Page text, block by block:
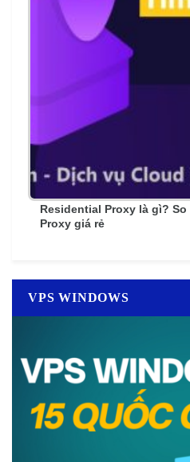
Residential Proxy là gì?
Proxy giá rẻ
VPS WINDOWS